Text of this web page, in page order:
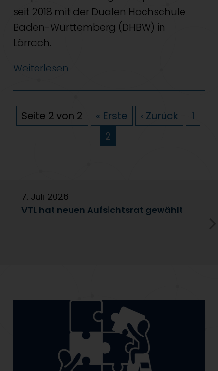
seit 2018 mit der Dualen Hochschule
Baden-Württemberg (DHBW) in
Lörrach.
Weiterlesen
Seite 2 von 2 « Erste ‹ Zurück
1
2
7. Juli 2026
VTL hat neuen Aufsichtsrat gewählt